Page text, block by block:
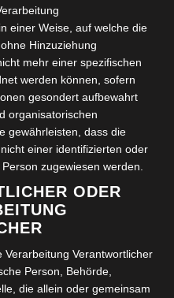
auch im übrigen
die per Kurbel
das „Innenleben“ von
vom Wohnraum zur
kann eine
Terrassentür
einer Weise, auf welche die
Hinzuziehung
mehr einer spezifischen
werden können, sofern
gesondert aufbewahrt
organisatorischen
gewährleisten, dass die
einer identifizierten oder
zugewiesen werden.
ODER
Verantwortlicher
Person, Behörde,
die allein oder gemeinsam